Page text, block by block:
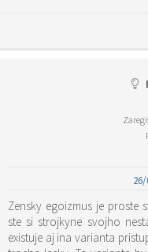
Zensky egoizmus je proste
ste si strojkyne svojho
existuje aj ina varianta